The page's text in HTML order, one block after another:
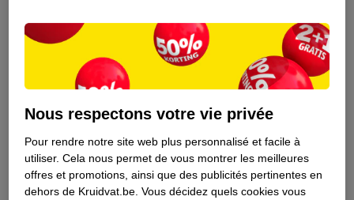
Nous respectons votre vie privée
Pour rendre notre site web plus personnalisé et facile à
utiliser. Cela nous permet de vous montrer les meilleures
offres et promotions, ainsi que des publicités pertinentes en
dehors de Kruidvat.be. Vous décidez quels cookies vous